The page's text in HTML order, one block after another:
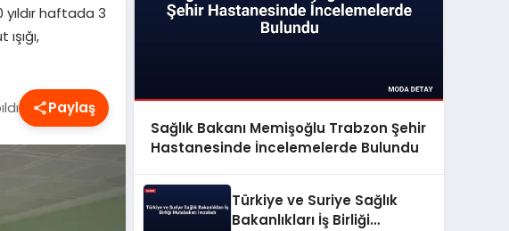
haftada 3
Paylaş
Sağlık Bakanı Memişoğlu Trabzon Şehir
Hastanesinde İncelemelerde Bulundu
Türkiye ve Suriye Sağlık
Bakanlıkları İş Birliği